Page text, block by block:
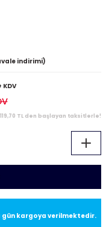
indirimi)
KDV
TL den başlayan taksitlerle!
gün kargoya verilmektedir.